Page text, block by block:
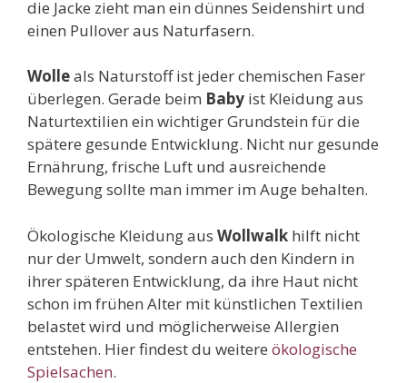
die Jacke zieht man ein dünnes Seidenshirt und
einen Pullover aus Naturfasern.
Wolleals Naturstoff ist jeder chemischen Faser
überlegen. Gerade beim Baby ist Kleidung aus
Naturtextilien ein wichtiger Grundstein für die
spätere gesunde Entwicklung. Nicht nur gesunde
Ernährung, frische Luft und ausreichende
Bewegung sollte man immer im Auge behalten.
Ökologische Kleidung aus Wollwalk hilft nicht
nur der Umwelt, sondern auch den Kindern in
ihrer späteren Entwicklung, da ihre Haut nicht
schon im frühen Alter mit künstlichen Textilien
belastet wird und möglicherweise Allergien
entstehen. Hier findest du weitere ökologische
Spielsachen.